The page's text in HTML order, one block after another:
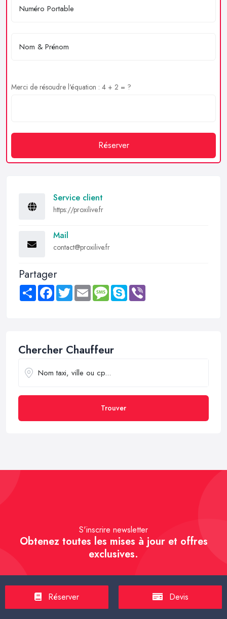
Merci de résoudre l'équation : 4 + 2 = ?
Réserver
Service client
https://proxilive.fr
Mail
contact@proxilive.fr
Partager
Share FacebookTwitter Email MessageSkype
Chercher Chauffeur
Trouver
S'inscrire newsletter
Obtenez toutes les mises à jour et offres
exclusives.
S'inscrire
Réserver Devis